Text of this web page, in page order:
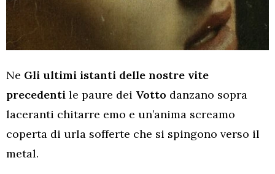
Ne Gli ultimi istanti delle nostre vite
precedenti le paure dei Votto danzano sopra
laceranti chitarre emo e un’anima screamo
coperta di urla sofferte che si spingono verso il
metal.